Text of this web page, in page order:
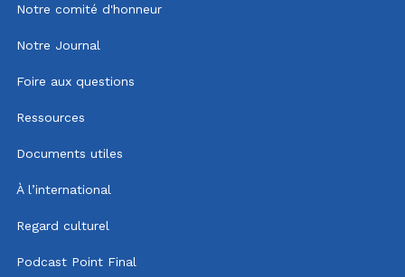
Notre comité d'honneur
Notre Journal
Foire aux questions
Ressources
Documents utiles
À l’international
Regard culturel
Podcast Point Final